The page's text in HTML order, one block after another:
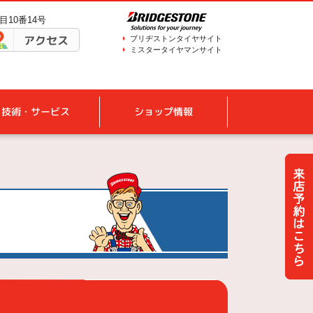
10番14号
アクセス
ブリヂストンタイヤサイト
ミスタータイヤマンサイト
技術・サービス ショップ情報